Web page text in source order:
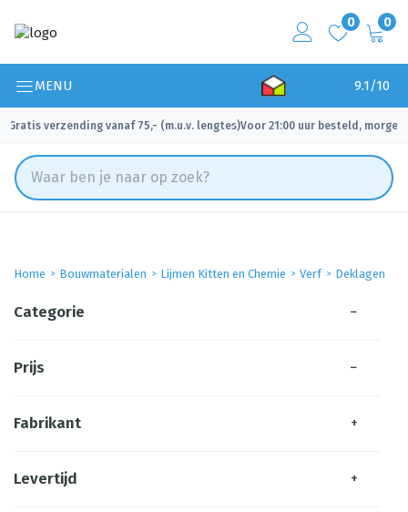
0 0
MENU 9.1/10
Gratis verzending vanaf 75,- (m.u.v. lengtes)
✓ Voor 21:00 uur besteld, morgen
Home Bouwmaterialen Lijmen Kitten en Chemie Verf Deklagen
Categorie −
Prijs −
Fabrikant +
Levertijd +